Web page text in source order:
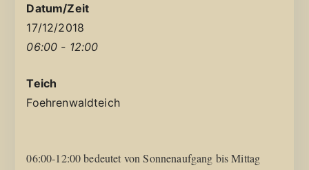
Datum/Zeit
17/12/2018
06:00 - 12:00
Teich
Foehrenwaldteich
06:00-12:00 bedeutet von Sonnenaufgang bis Mittag